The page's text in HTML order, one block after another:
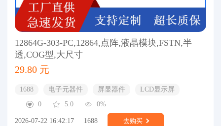
12864G-303-PC,12864,点阵,液晶模块,FSTN,半
透,COG型,大尺寸
29.80 元
1688 电子元器件 屏显器件
LCD显示屏
0
5.0 0%
2026-07-22 16:42:17 1688 去购买